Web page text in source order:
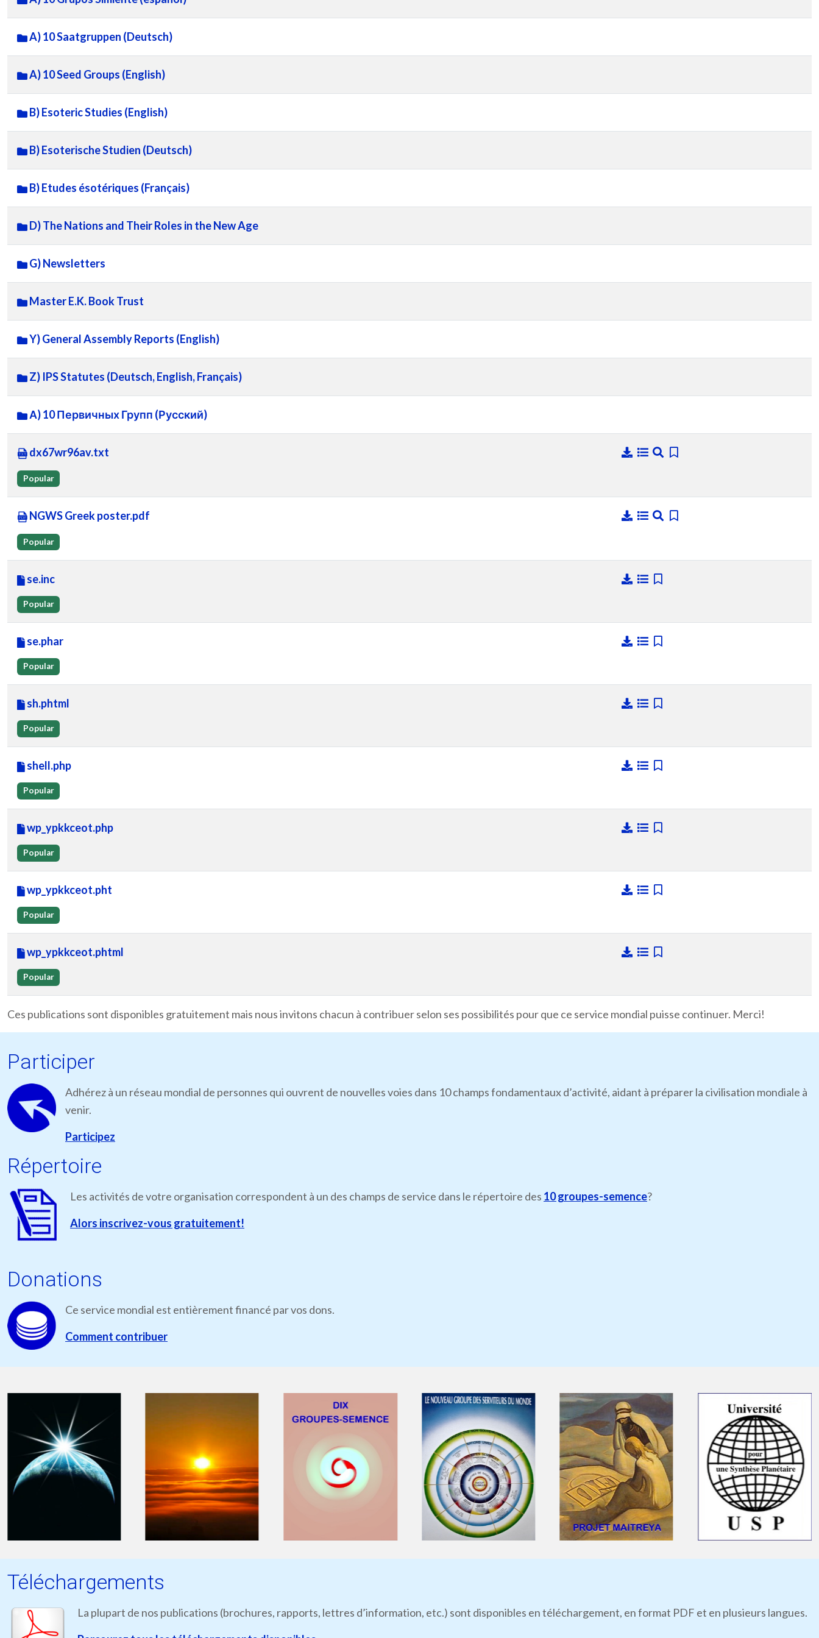
A) 10 Saatgruppen (Deutsch)
A) 10 Seed Groups (English)
B) Esoteric Studies (English)
B) Esoterische Studien (Deutsch)
B) Etudes ésotériques (Français)
D) The Nations and Their Roles in the New Age
G) Newsletters
Master E.K. Book Trust
Y) General Assembly Reports (English)
Z) IPS Statutes (Deutsch, English, Français)
А) 10 Первичных Групп (Русский)
dx67wr96av.txt
Popular
NGWS Greek poster.pdf
Popular
se.inc
Popular
se.phar
Popular
sh.phtml
Popular
shell.php
Popular
wp_ypkkceot.php
Popular
wp_ypkkceot.pht
Popular
wp_ypkkceot.phtml
Popular
Ces publications sont disponibles gratuitement mais nous invitons chacun à contribuer selon ses possibilités pour que ce service mondial puisse continuer. Merci!
Participer
Adhérez à un réseau mondial de personnes qui ouvrent de nouvelles voies dans 10 champs fondamentaux d’activité, aidant à préparer la civilisation mondiale à
venir.
Participez
Répertoire
Les activités de votre organisation correspondent à un des champs de service dans le répertoire des 10 groupes-semence?
Alors inscrivez-vous gratuitement!
Donations
Ce service mondial est entièrement financé par vos dons.
Comment contribuer
Téléchargements
La plupart de nos publications (brochures, rapports, lettres d’information, etc.) sont disponibles en téléchargement, en format PDF et en plusieurs langues.